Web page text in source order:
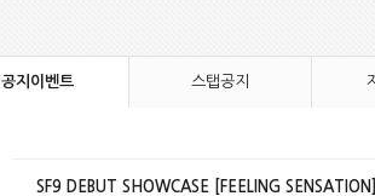
공지이벤트 스탭공지
SF9 DEBUT SHOWCASE [FEELING